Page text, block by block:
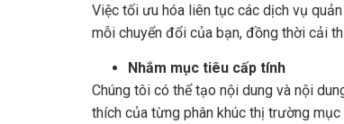
Việc tối ưu hóa liên tục các dịch vụ
mỗi chuyển đổi của bạn, đồng thời cải
Nhắm mục tiêu cấp tính
Chúng tôi có thể tạo nội dung và nội
thích của từng phân khúc thị trường mục